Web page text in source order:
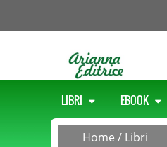
LIBRI EBOOK
Home / Libri